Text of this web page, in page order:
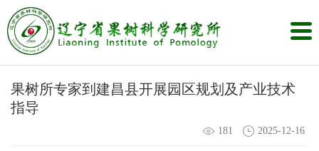
果树所专家到建昌县开展园区规划及产业技术
指导
181 2025-12-16